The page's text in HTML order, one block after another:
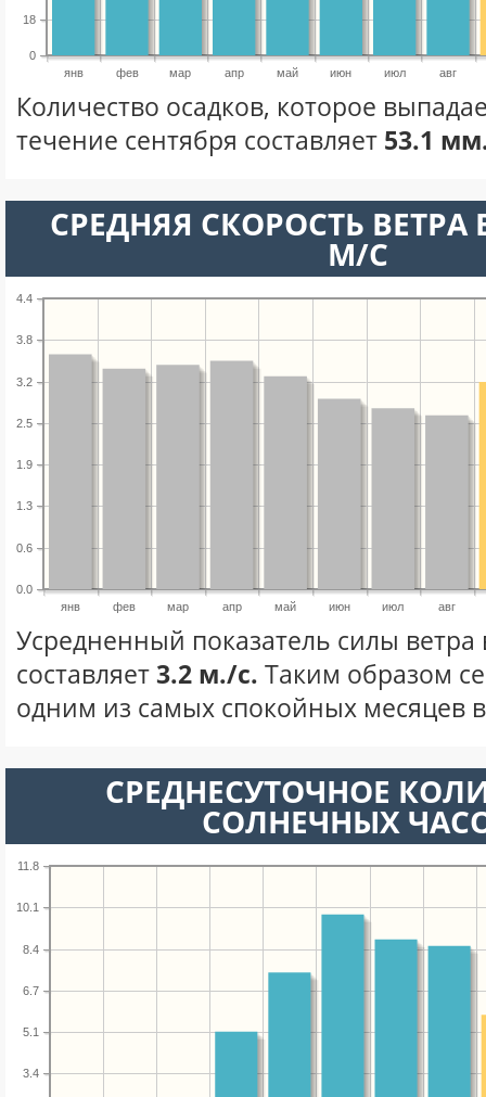
янв фев мар апр май июн июл авг
0
18
Количество осадков, которое
течение сентября составляет 53.1
СРЕДНЯЯ СКОРОСТЬ ВЕТРА
М/С
янв фев мар апр май июн июл авг
0.0
0.6
1.3
1.9
2.5
3.2
3.8
4.4
Усредненный показатель силы ветра
составляет3.2 м./с. Таким образом
одним из самых спокойных месяцев
СРЕДНЕСУТОЧНОЕ
СОЛНЕЧНЫХ
3.4
5.1
6.7
8.4
10.1
11.8